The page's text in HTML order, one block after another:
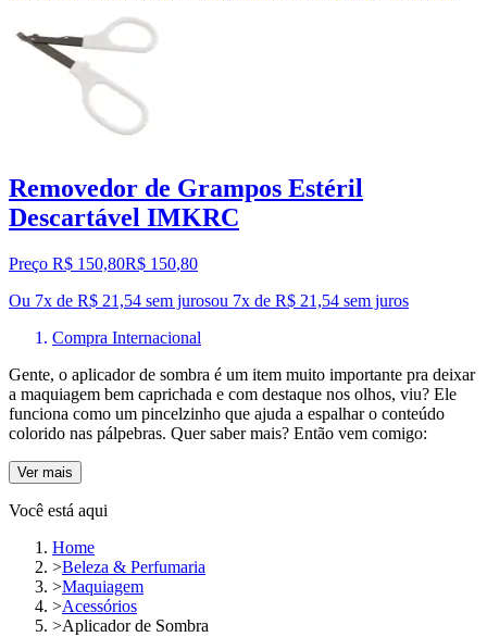
Removedor de Grampos Estéril
Descartável IMKRC
Preço R$ 150,80R$ 150,80
Ou 7x de R$ 21,54 sem jurosou 7x de R$ 21,54 sem juros
Compra Internacional
Gente, o aplicador de sombra é um item muito importante pra deixar
a maquiagem bem caprichada e com destaque nos olhos, viu? Ele
funciona como um pincelzinho que ajuda a espalhar o conteúdo
colorido nas pálpebras. Quer saber mais? Então vem comigo:
Ver mais
Você está aqui
Home
>Beleza & Perfumaria
>Maquiagem
>Acessórios
>Aplicador de Sombra